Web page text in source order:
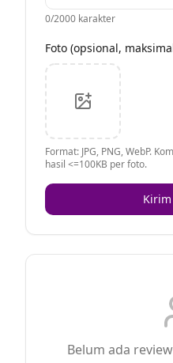
0/2000 karakter
Foto (opsional,
Format: JPG, PNG, WebP.
hasil <=100KB per foto.
Belum ada